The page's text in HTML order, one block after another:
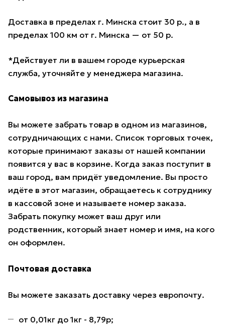
Доставка в пределах г. Минска стоит 30 р., а в
пределах 100 км от г. Минска — от 50 р.
*Действует ли в вашем городе курьерская
служба, уточняйте у менеджера магазина.
Самовывоз из магазина
Вы можете забрать товар в одном из магазинов,
сотрудничающих с нами. Список торговых точек,
которые принимают заказы от нашей компании
появится у вас в корзине. Когда заказ поступит в
ваш город, вам придёт уведомление. Вы просто
идёте в этот магазин, обращаетесь к сотруднику
в кассовой зоне и называете номер заказа.
Забрать покупку может ваш друг или
родственник, который знает номер и имя, на кого
он оформлен.
Почтовая доставка
Вы можете заказать доставку через европочту.
от 0,01кг до 1кг - 8,79р;